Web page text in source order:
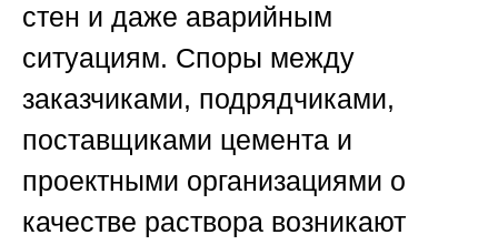
стен и даже аварийным
ситуациям. Споры между
заказчиками, подрядчиками,
поставщиками цемента и
проектными организациями о
качестве раствора возникают